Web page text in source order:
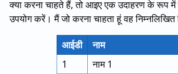
क्या करना चाहते हैं, तो आइए एक उदाहरण के रूप में
उपयोग करें। मैं जो करना चाहता हूं वह निम्नलिखित
आईडी
नाम
1
नाम 1